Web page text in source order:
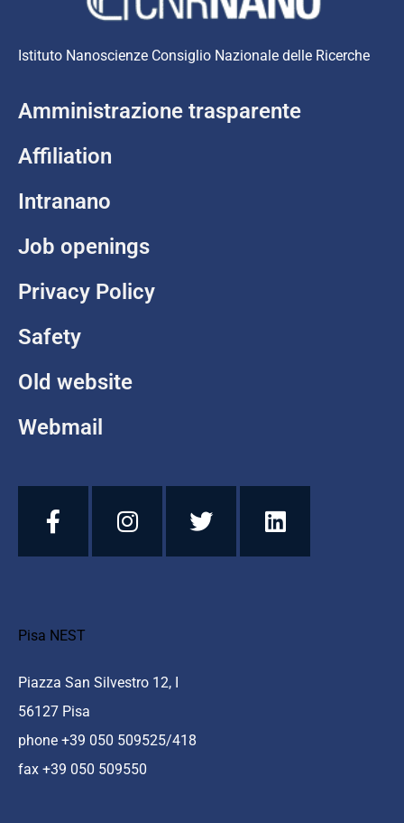
Istituto Nanoscienze Consiglio Nazionale delle Ricerche
Amministrazione trasparente
Affiliation
Intranano
Job openings
Privacy Policy
Safety
Old website
Webmail
Pisa NEST
Piazza San Silvestro 12, I
56127 Pisa
phone +39 050 509525/418
fax +39 050 509550